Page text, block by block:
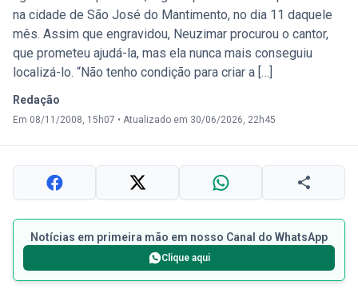
na cidade de São José do Mantimento, no dia 11 daquele
mês. Assim que engravidou, Neuzimar procurou o cantor,
que prometeu ajudá-la, mas ela nunca mais conseguiu
localizá-lo. “Não tenho condição para criar a […]
Redação
Em 08/11/2008, 15h07 • Atualizado em 30/06/2026, 22h45
Notícias em primeira mão em nosso Canal do WhatsApp
Clique aqui